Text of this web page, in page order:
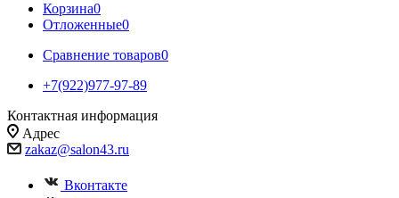
Корзина0
Отложенные0
Сравнение товаров0
+7(922)977-97-89
Контактная информация
Адрес
zakaz@salon43.ru
Вконтакте